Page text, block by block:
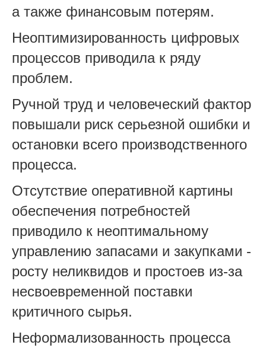
а также финансовым потерям.
Неоптимизированность цифровых
процессов приводила к ряду
проблем.
Ручной труд и человеческий фактор
повышали риск серьезной ошибки и
остановки всего производственного
процесса.
Отсутствие оперативной картины
обеспечения потребностей
приводило к неоптимальному
управлению запасами и закупками -
росту неликвидов и простоев из-за
несвоевременной поставки
критичного сырья.
Неформализованность процесса